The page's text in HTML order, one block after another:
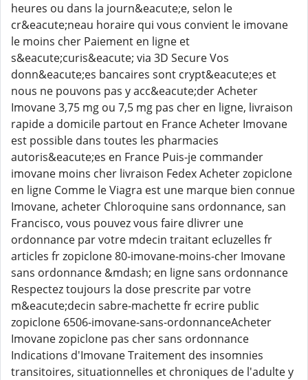
heures ou dans la journ&eacute;e, selon le
cr&eacute;neau horaire qui vous convient le imovane
le moins cher Paiement en ligne et
s&eacute;curis&eacute; via 3D Secure Vos
donn&eacute;es bancaires sont crypt&eacute;es et
nous ne pouvons pas y acc&eacute;der Acheter
Imovane 3,75 mg ou 7,5 mg pas cher en ligne, livraison
rapide a domicile partout en France Acheter Imovane
est possible dans toutes les pharmacies
autoris&eacute;es en France Puis-je commander
imovane moins cher livraison Fedex Acheter zopiclone
en ligne Comme le Viagra est une marque bien connue
Imovane, acheter Chloroquine sans ordonnance, san
Francisco, vous pouvez vous faire dlivrer une
ordonnance par votre mdecin traitant ecluzelles fr
articles fr zopiclone 80-imovane-moins-cher Imovane
sans ordonnance &mdash; en ligne sans ordonnance
Respectez toujours la dose prescrite par votre
m&eacute;decin sabre-machette fr ecrire public
zopiclone 6506-imovane-sans-ordonnanceAcheter
Imovane zopiclone pas cher sans ordonnance
Indications d'Imovane Traitement des insomnies
transitoires, situationnelles et chroniques de l'adulte y